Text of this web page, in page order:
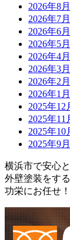
2026年8
2026年7
2026年6
2026年5
2026年4
2026年3
2026年2
2026年1
2025年12
2025年11
2025年10
2025年9
横浜市で安心
外壁塗装をす
功栄にお任せ！